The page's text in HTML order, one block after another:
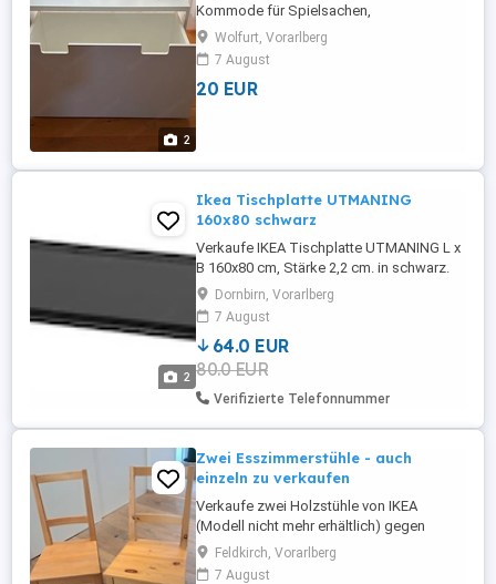
2
Kommode für Spielsachen,
Faschingskleidung, Duplo oä. Sofort
abholbereit
Wolfurt, Vorarlberg
7 August
20 EUR
2
Ikea Tischplatte UTMANING
160x80 schwarz
Verkaufe IKEA Tischplatte UTMANING L x
B 160x80 cm, Stärke 2,2 cm. in schwarz.
Durch einen Transportunfall ist am
Ansatzmodul eine Absplitterung. Hat aber
keinerlei Einfluss auf Funktion! Neupreis
129,- EUR. Untergestell nicht enthalten -
kann separat bei IKEA erworben werden.
Selbstabholung in Dorn ...
Dornbirn, Vorarlberg
7 August
64.0 EUR
80.0 EUR
Verifizierte Telefonnummer
Zwei Esszimmerstühle - auch
einzeln zu verkaufen
Verkaufe zwei Holzstühle von IKEA
(Modell nicht mehr erhältlich) gegen
Selbstabholung. Ein Sessel um 12 Euro -
beide Sessel um 20 Euro.
Feldkirch, Vorarlberg
7 August